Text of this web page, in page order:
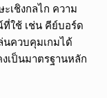
เชิงกลไก ความ
ใช้ เช่น คีย์บอร์ด
นควบคุมเกมได้
เป็นมาตรฐานหลัก